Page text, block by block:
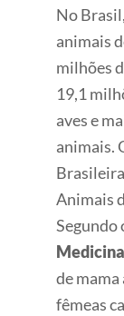
No
animais
milhões
19,1
aves e
animais.
Animais
Segundo
de mama
fêmeas